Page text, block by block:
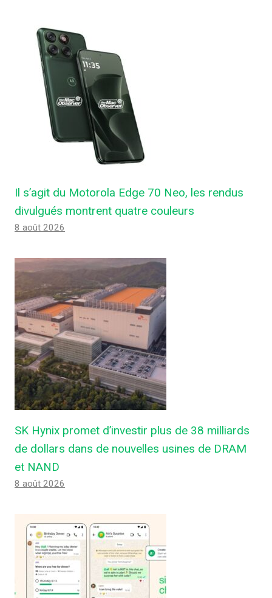
Il s’agit du Motorola Edge 70 Neo, les rendus
divulgués montrent quatre couleurs
8 août 2026
SK Hynix promet d’investir plus de 38 milliards
de dollars dans de nouvelles usines de DRAM
et NAND
8 août 2026